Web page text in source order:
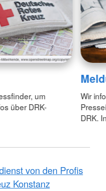
um
über DRK-
Wir
DRK.
von den Profis
Konstanz